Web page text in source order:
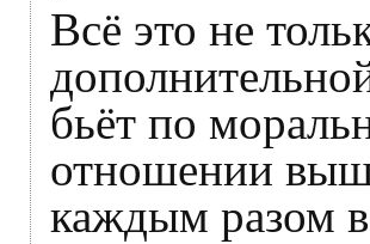
Всё это не
бьёт по
отношении
каждым разом